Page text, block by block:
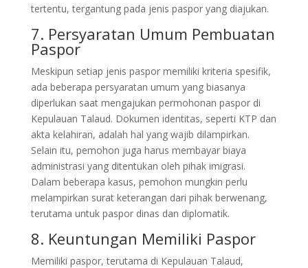
tertentu, tergantung pada jenis paspor yang diajukan.
7. Persyaratan Umum Pembuatan
Paspor
Meskipun setiap jenis paspor memiliki kriteria spesifik,
ada beberapa persyaratan umum yang biasanya
diperlukan saat mengajukan permohonan paspor di
Kepulauan Talaud. Dokumen identitas, seperti KTP dan
akta kelahiran, adalah hal yang wajib dilampirkan.
Selain itu, pemohon juga harus membayar biaya
administrasi yang ditentukan oleh pihak imigrasi.
Dalam beberapa kasus, pemohon mungkin perlu
melampirkan surat keterangan dari pihak berwenang,
terutama untuk paspor dinas dan diplomatik.
8. Keuntungan Memiliki Paspor
Memiliki paspor, terutama di Kepulauan Talaud,